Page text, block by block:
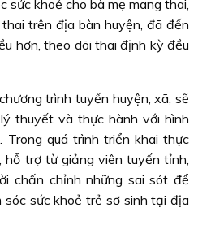
sức khoẻ cho bà mẹ mang thai,
trên địa bàn huyện, đã đến
hơn, theo dõi thai định kỳ đều
trình tuyến huyện, xã, sẽ
thuyết và thực hành với hình
quá trình triển khai thực
hỗ trợ từ giảng viên tuyến tỉnh,
chấn chỉnh những sai sót để
sức khoẻ trẻ sơ sinh tại địa